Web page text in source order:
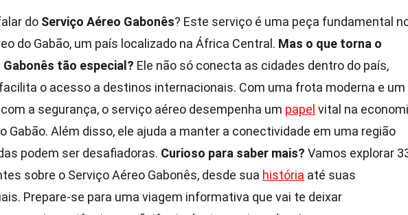
do Serviço Aéreo Gabonês? Este serviço é uma peça fundamental
do Gabão, um país localizado na África Central. Mas o que torna o
Gabonês tão especial? Ele não só conecta as cidades dentro do país,
o acesso a destinos internacionais. Com uma frota moderna e um
a segurança, o serviço aéreo desempenha um papel vital na
Gabão. Além disso, ele ajuda a manter a conectividade em uma região
podem ser desafiadoras. Curioso para saber mais? Vamos explorar
sobre o Serviço Aéreo Gabonês, desde sua história até suas
Prepare-se para uma viagem informativa que vai te deixar